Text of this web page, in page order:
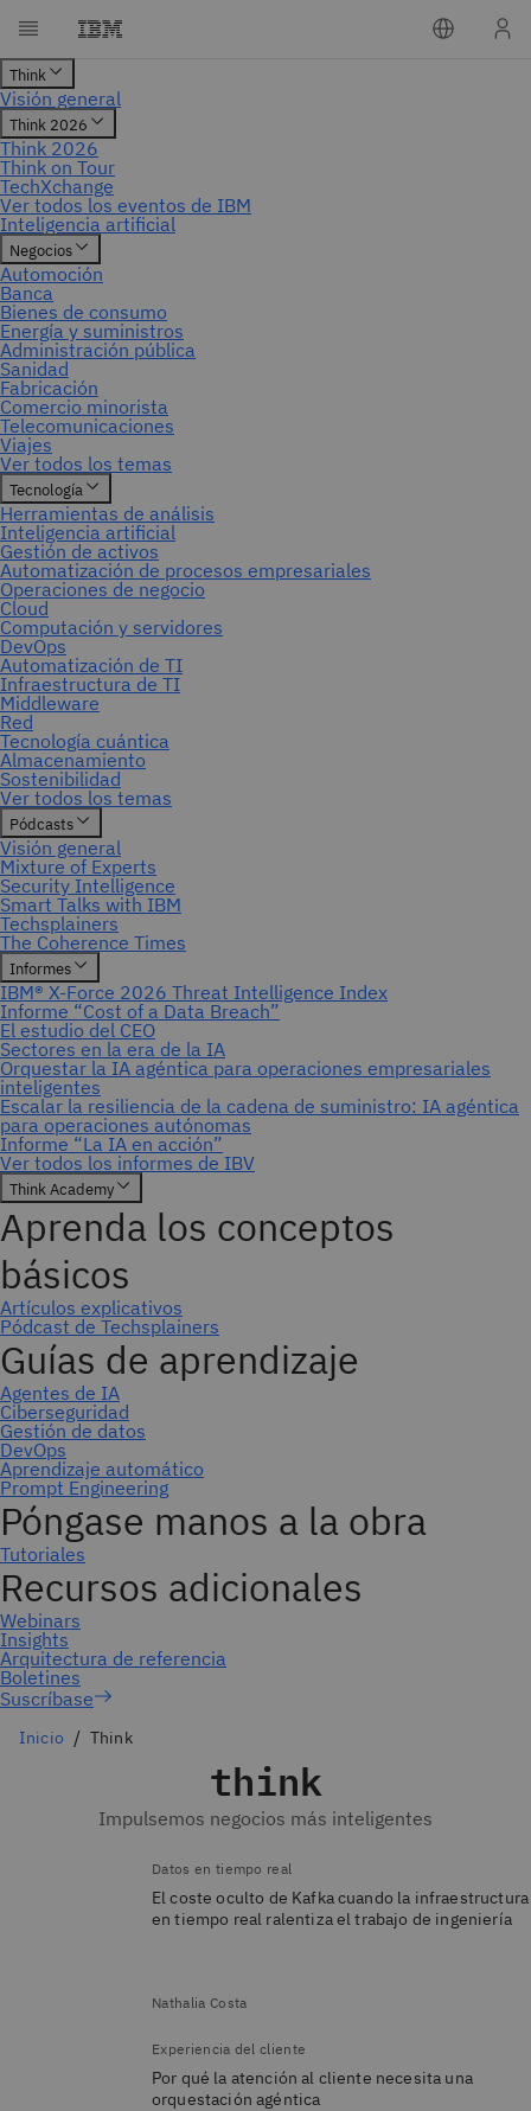
Suscríbase
Inicio Think
think
Impulsemos negocios más inteligentes
Datos en tiempo real
El coste oculto de Kafka cuando la infraestructura
en tiempo real ralentiza el trabajo de ingeniería
Nathalia Costa
Experiencia del cliente
Por qué la atención al cliente necesita una
orquestación agéntica